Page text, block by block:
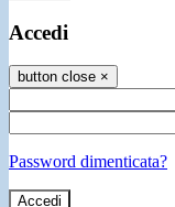
Accedi
button close ×
Password dimenticata?